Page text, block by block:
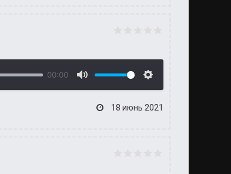
00:00
18 июнь 2021